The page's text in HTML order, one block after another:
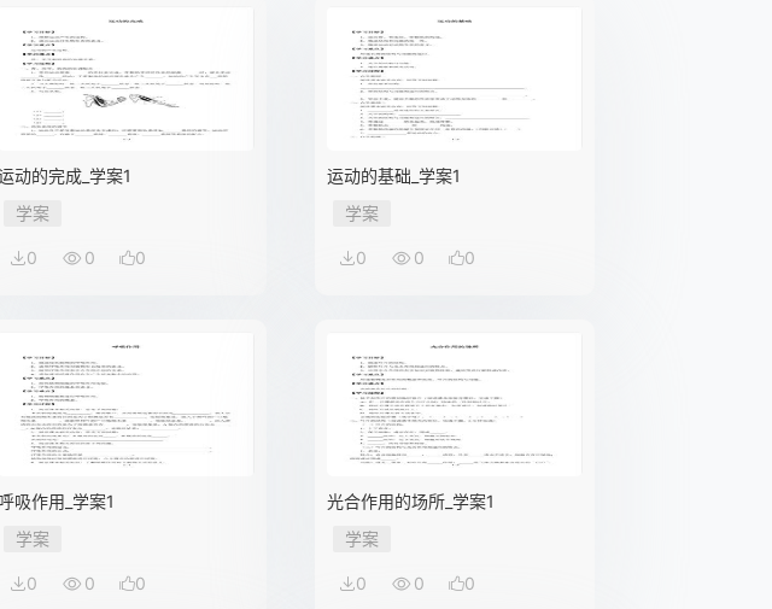
动的完成_学案1
学案
0 0 0
运动的基础_学案1
学案
0 0 0
呼吸作用_学案1
学案
0 0 0
光合作用的场所_学案1
学案
0 0 0